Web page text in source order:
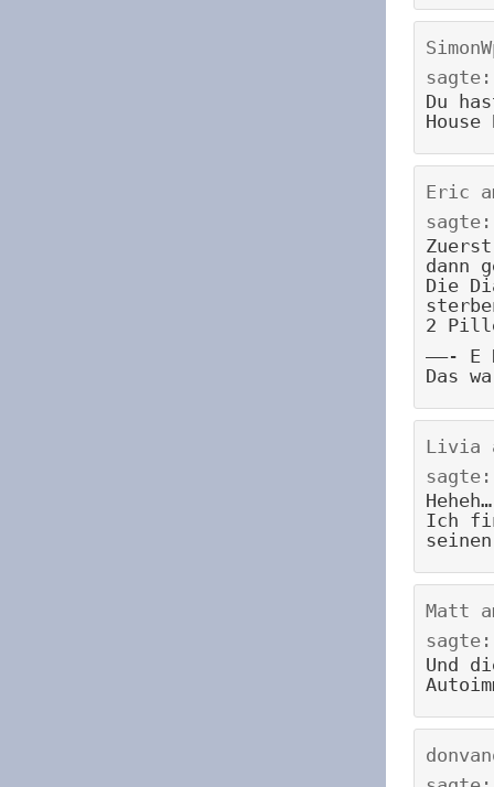
sagte:
Du
Eric
sagte:
dann
Die
2
——- E
Das
Livia
sagte:
Ich
Matt
sagte:
Und